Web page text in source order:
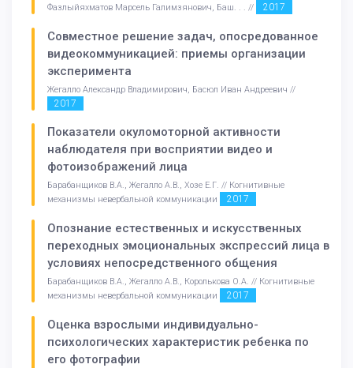
Фазлыйяхматов Марсель Галимзянович, Баш. . . //
2017
Совместное решение задач, опосредованное
видеокоммуникацией: приемы организации
эксперимента
Жегалло Александр Владимирович, Басюл Иван Андреевич //
2017
Показатели окуломоторной активности
наблюдателя при восприятии видео и
фотоизображений лица
Барабанщиков В.А., Жегалло А.В., Хозе Е.Г. // Когнитивные
механизмы невербальной коммуникации
2017
Опознание естественных и искусственных
переходных эмоциональных экспрессий лица в
условиях непосредственного общения
Барабанщиков В.А., Жегалло А.В., Королькова О.А. // Когнитивные
механизмы невербальной коммуникации
2017
Оценка взрослыми индивидуально-
психологических характеристик ребенка по
его фотографии